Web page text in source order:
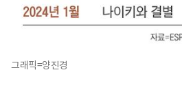
그래픽=양진경